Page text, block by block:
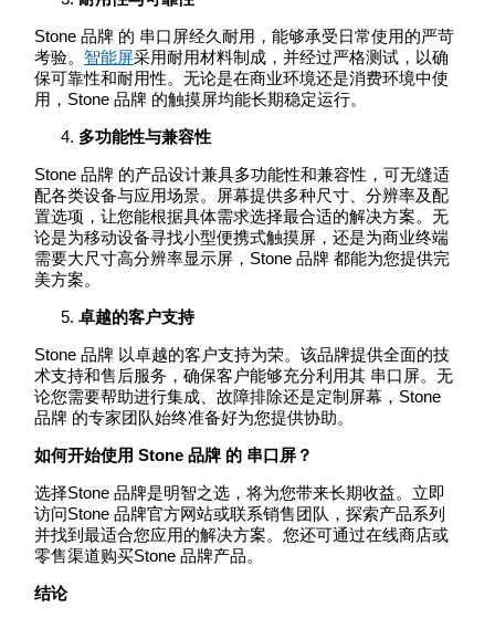
Stone 品牌 的 串口屏经久耐用，能够承受日常使用的严苛
考验。 智能屏采用耐用材料制成，并经过严格测试，以确
保可靠性和耐用性。无论是在商业环境还是消费环境中使
用，Stone 品牌 的触摸屏均能长期稳定运行。
多功能性与兼容性
Stone 品牌 的产品设计兼具多功能性和兼容性，可无缝适
配各类设备与应用场景。屏幕提供多种尺寸、分辨率及配
置选项，让您能根据具体需求选择最合适的解决方案。无
论是为移动设备寻找小型便携式触摸屏，还是为商业终端
需要大尺寸高分辨率显示屏，Stone 品牌 都能为您提供完
美方案。
卓越的客户支持
Stone 品牌 以卓越的客户支持为荣。该品牌提供全面的技
术支持和售后服务，确保客户能够充分利用其 串口屏。无
论您需要帮助进行集成、故障排除还是定制屏幕，Stone
品牌 的专家团队始终准备好为您提供协助。
如何开始使用 Stone品牌 的 串口屏 ？
选择Stone 品牌是明智之选，将为您带来长期收益。立即
访问Stone 品牌官方网站或联系销售团队，探索产品系列
并找到最适合您应用的解决方案。您还可通过在线商店或
零售渠道购买Stone 品牌产品。
结论